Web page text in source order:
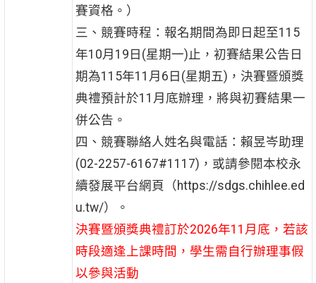
賽資格。）
三、競賽時程：報名期間為即日起至115
年10月19日(星期一)止，初賽結果公告日
期為115年11月6日(星期五)，決賽暨頒獎
典禮預計於11月底辦理，將與初賽結果一
併公告。
四、競賽聯絡人姓名與電話：賴昱岑助理
(02-2257-6167#1117)，或請參閱本校永
續發展平台網頁（https://sdgs.chihlee.ed
u.tw/）。
決賽暨頒獎典禮訂於2026年11月底，若該
時段適逢上課時間，學生需自行辦理事假
以參與活動